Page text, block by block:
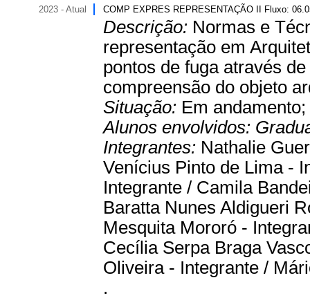
2023 - Atual COMP EXPRES REPRESENTAÇÃO II Fluxo:
Descrição: Normas e
representação em
pontos de fuga através
compreensão do objeto
Situação: Em andamento;
Alunos envolvidos:
Integrantes: Nathalie
Venícius Pinto de Lima -
Integrante / Camila
Baratta Nunes Aldigueri
Mesquita Mororó -
Cecília Serpa Braga
Oliveira - Integrante /
.